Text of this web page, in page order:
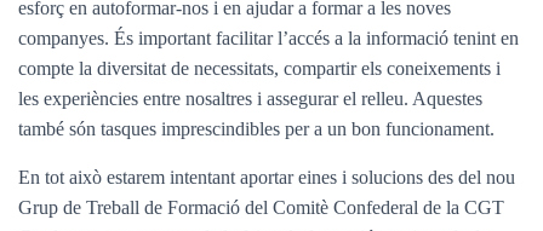
esforç en autoformar-nos i en ajudar a formar a les noves
companyes. És important facilitar l’accés a la informació tenint en
compte la diversitat de necessitats, compartir els coneixements i
les experiències entre nosaltres i assegurar el relleu. Aquestes
també són tasques imprescindibles per a un bon funcionament.
En tot això estarem intentant aportar eines i solucions des del nou
Grup de Treball de Formació del Comitè Confederal de la CGT